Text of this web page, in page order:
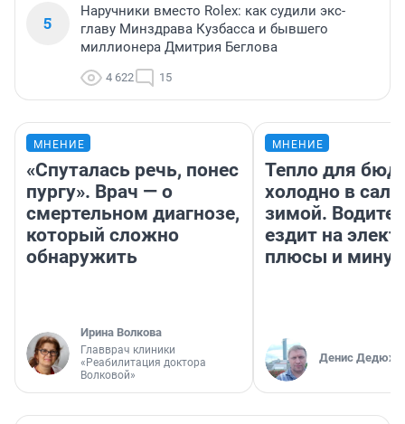
5
Наручники вместо Rolex: как судили экс-
главу Минздрава Кузбасса и бывшего
миллионера Дмитрия Беглова
4 622 15
МНЕНИЕ
«Спуталась речь, понес
пургу». Врач — о
смертельном диагнозе,
который сложно
обнаружить
Ирина Волкова
Главврач клиники
«Реабилитация доктора
Волковой»
МНЕНИЕ
Тепло для
холодно в
зимой.
ездит на
плюсы и
Денис